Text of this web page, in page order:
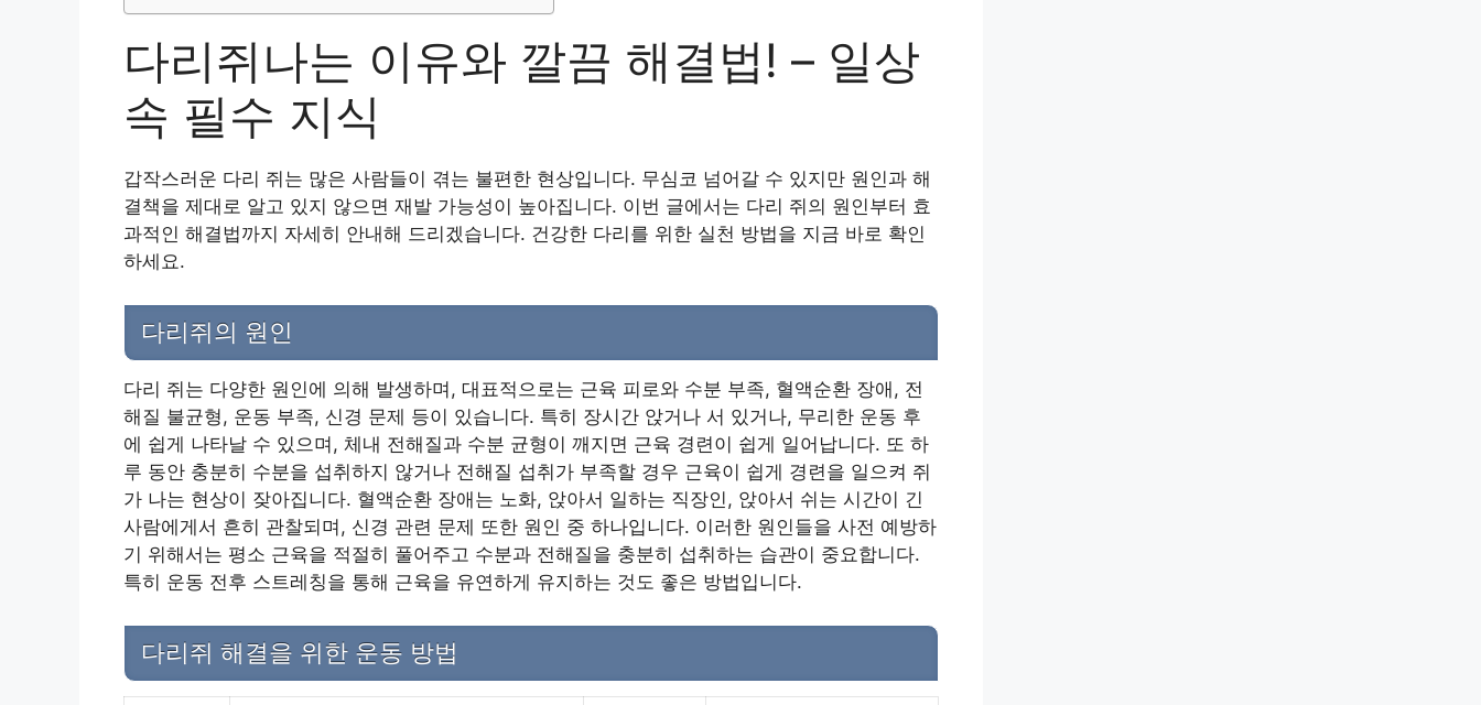
다리쥐나는 이유와 깔끔 해결법! – 일상
속 필수 지식
갑작스러운 다리 쥐는 많은 사람들이 겪는 불편한 현상입니다. 무심코 넘어갈 수 있지만 원인과 해
결책을 제대로 알고 있지 않으면 재발 가능성이 높아집니다. 이번 글에서는 다리 쥐의 원인부터 효
과적인 해결법까지 자세히 안내해 드리겠습니다. 건강한 다리를 위한 실천 방법을 지금 바로 확인
하세요.
다리쥐의 원인
다리 쥐는 다양한 원인에 의해 발생하며, 대표적으로는 근육 피로와 수분 부족, 혈액순환 장애, 전
해질 불균형, 운동 부족, 신경 문제 등이 있습니다. 특히 장시간 앉거나 서 있거나, 무리한 운동 후
에 쉽게 나타날 수 있으며, 체내 전해질과 수분 균형이 깨지면 근육 경련이 쉽게 일어납니다. 또 하
루 동안 충분히 수분을 섭취하지 않거나 전해질 섭취가 부족할 경우 근육이 쉽게 경련을 일으켜 쥐
가 나는 현상이 잦아집니다. 혈액순환 장애는 노화, 앉아서 일하는 직장인, 앉아서 쉬는 시간이 긴
사람에게서 흔히 관찰되며, 신경 관련 문제 또한 원인 중 하나입니다. 이러한 원인들을 사전 예방하
기 위해서는 평소 근육을 적절히 풀어주고 수분과 전해질을 충분히 섭취하는 습관이 중요합니다.
특히 운동 전후 스트레칭을 통해 근육을 유연하게 유지하는 것도 좋은 방법입니다.
다리쥐 해결을 위한 운동 방법